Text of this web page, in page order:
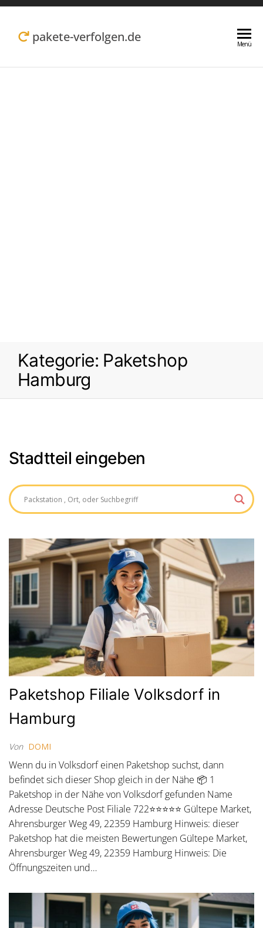
Zum
Inhalt pakete-verfolgen.de Menü
Kategorie: Paketshop
Hamburg
Stadtteil eingeben
Paketshop Filiale Volksdorf in
Hamburg
Von DOMI
Wenn du in Volksdorf einen Paketshop suchst, dann
befindet sich dieser Shop gleich in der Nähe 📦 1
Paketshop in der Nähe von Volksdorf gefunden Name
Adresse Deutsche Post Filiale 722⭐⭐⭐⭐⭐ Gültepe Market,
Ahrensburger Weg 49, 22359 Hamburg Hinweis: dieser
Paketshop hat die meisten Bewertungen Gültepe Market,
Ahrensburger Weg 49, 22359 Hamburg Hinweis: Die
Öffnungszeiten und…